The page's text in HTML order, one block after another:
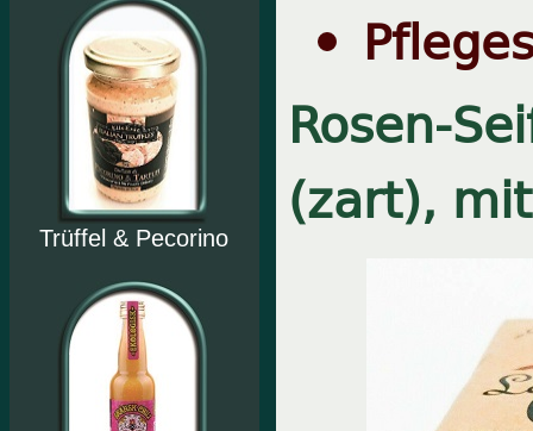
Trüffel & Pecorino
Rosen-
(zart),